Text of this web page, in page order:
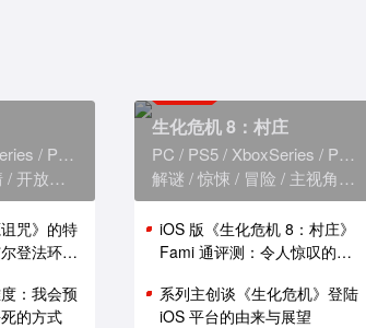
PS4
XboxOne
开放世界
咒》的特
登法环》
：我会预
的方式
生化危机 8：村庄
PC PS5 XboxSeries PS4
解谜
惊悚 冒险 主视角
iOS 版《生化危机 8：村庄》
Fami 通评测：令人惊叹的性
系列主创谈《生化危机》登陆
iOS 平台的由来与展望